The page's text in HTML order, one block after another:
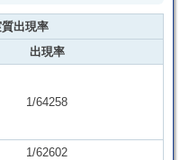
出現率
出現率
1/64258
1/62602